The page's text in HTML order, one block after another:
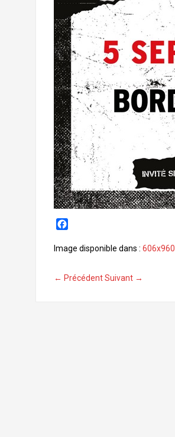
c
o
Image disponible dans : 606x960
← Précédent Suivant →